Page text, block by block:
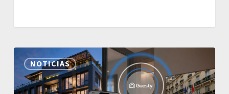
NOTICIAS
Nonius
TV+
e